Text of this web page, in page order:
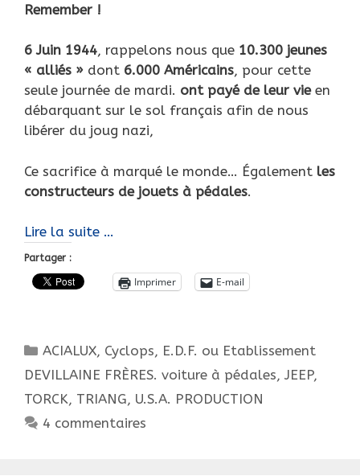
Remember !
6 Juin 1944, rappelons nous que 10.300 jeunes
« alliés » dont 6.000 Américains, pour cette
seule journée de mardi. ont payé de leur vieen
débarquant sur le sol français afin de nous
libérer du joug nazi,
Ce sacrifice à marqué le monde… Également les
constructeurs de jouets à pédales.
Lire la suite …
d’histoire…
De
pédales
!
Partager :
Imprimer E-mail
Catégories
ACIALUX, Cyclops, E.D.F. ou Etablissement
DEVILLAINE FRÈRES. voiture à pédales, JEEP,
TORCK, TRIANG, U.S.A. PRODUCTION
4 commentaires